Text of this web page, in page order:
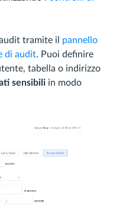
tramite il pannello
di audit. Puoi definire
tabella o indirizzo
sensibili in modo